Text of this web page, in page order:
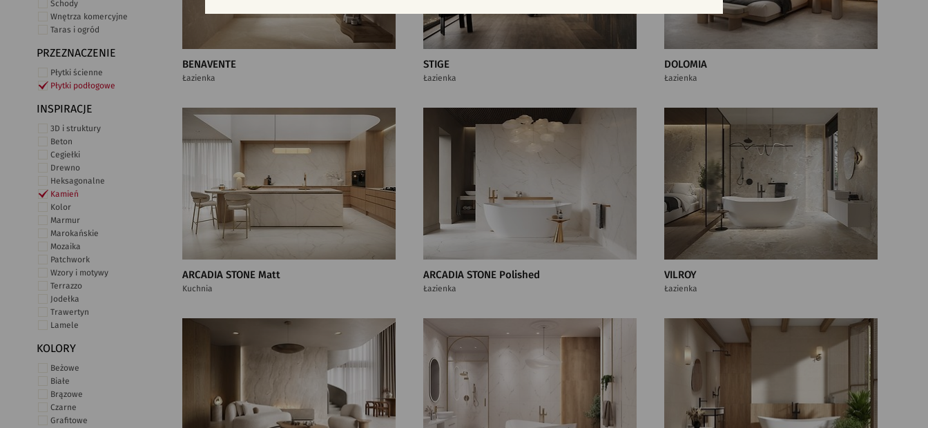
Schody
Wnętrza komercyjne
Taras i ogród
PRZEZNACZENIE
Płytki ścienne
Płytki podłogowe
INSPIRACJE
3D i struktury
Beton
Cegiełki
Drewno
Heksagonalne
Kamień
Kolor
Marmur
Marokańskie
Mozaika
Patchwork
Wzory i motywy
Terrazzo
Jodełka
Trawertyn
Lamele
KOLORY
Beżowe
Białe
Brązowe
Czarne
Grafitowe
BENAVENTE
Łazienka
STIGE
Łazienka
DOLOMIA
Łazienka
ARCADIA STONE Matt
Kuchnia
ARCADIA STONE Polished
Łazienka
VILROY
Łazienka